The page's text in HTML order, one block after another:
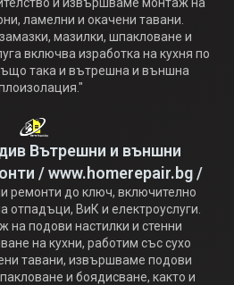
и извършваме монтаж на
ламелни и окачени тавани.
мазилки, шпакловане и
включва изработка на кухня по
така и вътрешна и външна
Вътрешни и външни
/ www.homerepair.bg /
ремонти до ключ, включително
отпадъци, ВиК и електроуслуги.
на подови настилки и стенни
на кухни, работим със сухо
тавани, извършваме подови
и боядисване, както и